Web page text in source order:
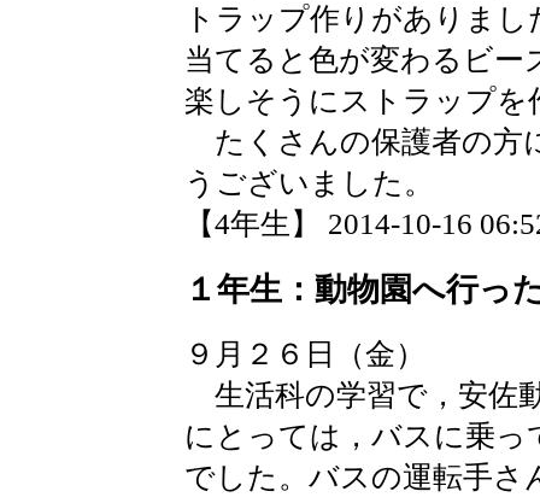
トラップ作りがありま
当てると色が変わるビー
楽しそうにストラップを
たくさんの保護者の方
うございました。
【4年生】 2014-10-16
１年生：動物園へ行っ
９月２６日（金）
生活科の学習で，安佐
にとっては，バスに乗
でした。バスの運転手さ